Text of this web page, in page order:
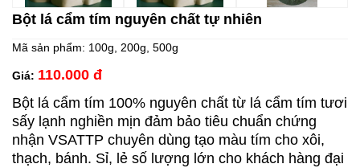
Bột lá cẩm tím nguyên chất tự nhiên
Mã sản phẩm: 100g, 200g, 500g
Giá: 110.000 đ
Bột lá cẩm tím 100% nguyên chất từ lá cẩm tím tươi
sấy lạnh nghiền mịn đảm bảo tiêu chuẩn chứng
nhận VSATTP chuyên dùng tạo màu tím cho xôi,
thạch, bánh. Sỉ, lẻ số lượng lớn cho khách hàng đại